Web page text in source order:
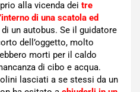
alla vicenda dei tre
di una scatola ed
un autobus. Se il guidatore
dell’oggetto, molto
morti per il caldo
di cibo e acqua.
lasciati a se stessi da un